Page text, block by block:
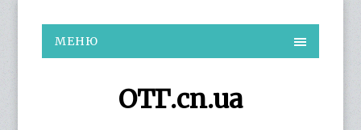
МЕНЮ
ОТГ.cn.ua